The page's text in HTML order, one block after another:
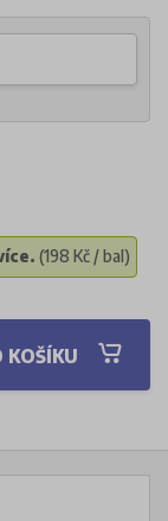
(198 Kč / bal)